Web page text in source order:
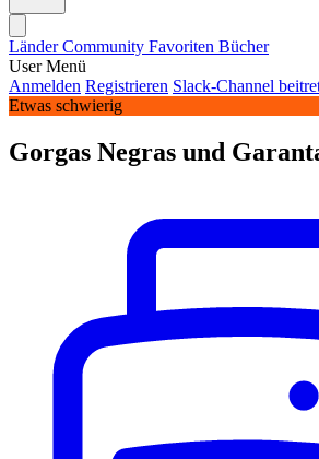
LänderCommunity Favoriten Bücher
User Menü
Anmelden Registrieren Slack-Channel
Etwas schwierig
Gorgas Negras und